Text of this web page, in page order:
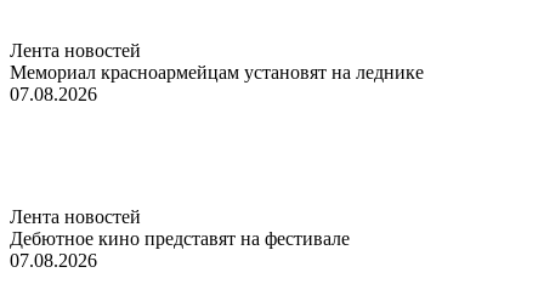
Лента новостей
Мемориал красноармейцам установят на леднике
07.08.2026
Лента новостей
Дебютное кино представят на фестивале
07.08.2026